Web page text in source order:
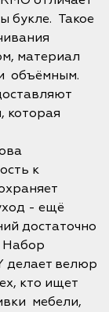
букле. Такое
материал
объёмным.
которая
к
- ещё
достаточно
Набор
делает велюр
кто ищет
мебели,